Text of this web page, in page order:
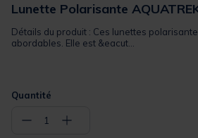
Lunette Polarisante
Détails du produit : Ces lunettes
abordables. Elle est &eacut...
Quantité
− 1 +